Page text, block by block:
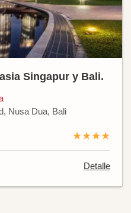
Singapur y Bali.
Nusa Dua, Bali
★★★★
Detalle